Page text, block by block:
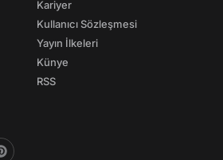
Kariyer
Kullanıcı Sözleşmesi
Yayın İlkeleri
Künye
RSS